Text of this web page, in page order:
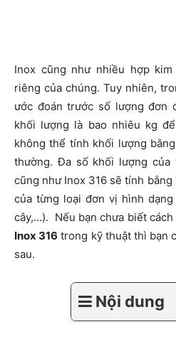
Inox cũng như nhiều hợp
riêng của chúng. Tuy nhiên,
ước đoán trước số lượng đơn
khối lượng là bao nhiêu kg
không thể tính khối lượng
thường. Đa số khối lượng
cũng như Inox 316 sẽ tính
của từng loại đơn vị hình
cây,…). Nếu bạn chưa biết cách
Inox 316 trong kỹ thuật thì bạn
sau.
Nội dung